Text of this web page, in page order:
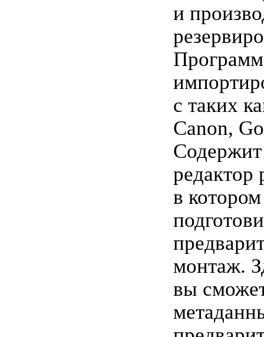
и
с таких
Canon,
Содержит
редактор
в
монтаж.
вы